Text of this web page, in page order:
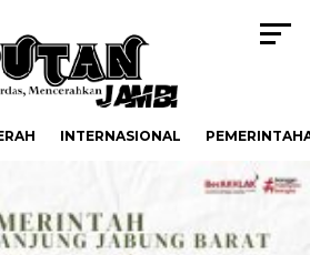
INTERNASIONAL